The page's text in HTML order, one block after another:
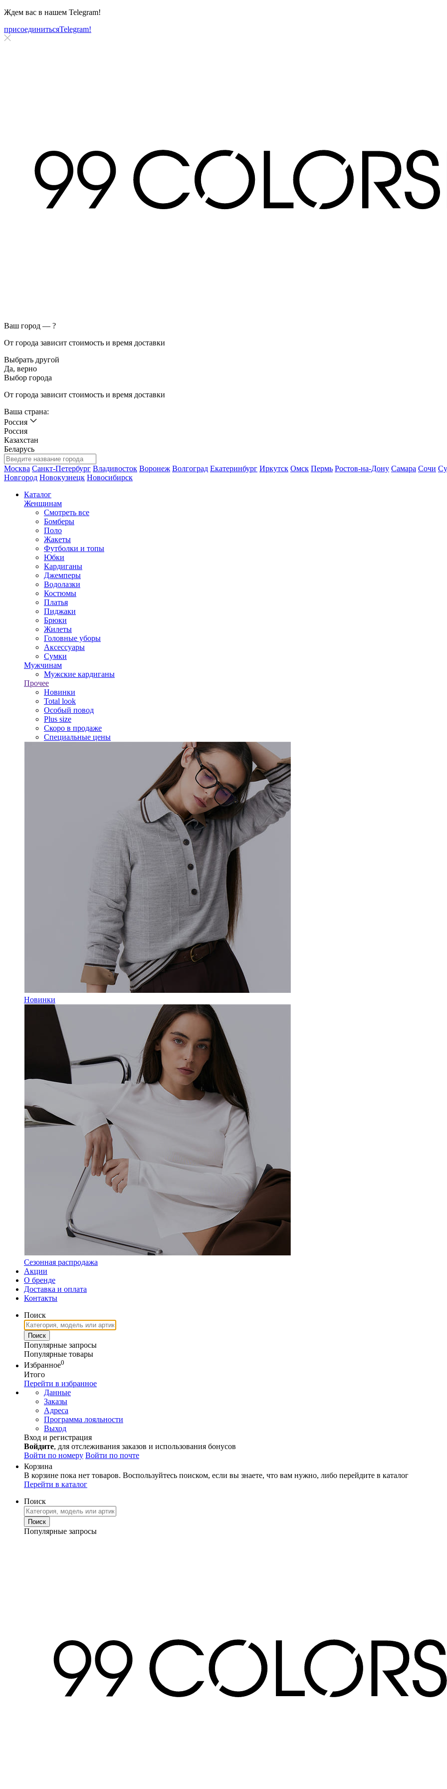
Ждем вас в нашем Telegram!
присоединитьсяTelegram!
Ваш город — ?
От города зависит стоимость и время доставки
Выбрать другой
Да, верно
Выбор города
От города зависит стоимость и время доставки
Ваша страна:
Россия
Россия
Казахстан
Беларусь
Москва Санкт-Петербург Владивосток Воронеж Волгоград Екатеринбург Иркутск Омск Пермь Ростов-на-Дону Самара Сочи
Новгород Новокузнецк Новосибирск
Каталог
Женщинам
Смотреть все
Бомберы
Поло
Жакеты
Футболки и топы
Юбки
Кардиганы
Джемперы
Водолазки
Костюмы
Платья
Пиджаки
Брюки
Жилеты
Головные уборы
Аксессуары
Сумки
Мужчинам
Мужские кардиганы
Прочее
Новинки
Total look
Особый повод
Plus size
Скоро в продаже
Специальные цены
Новинки
Сезонная распродажа
Акции
О бренде
Доставка и оплата
Контакты
Поиск
Популярные запросы
Популярные товары
Избранное0
Итого
Перейти в избранное
Данные
Заказы
Адреса
Программа лояльности
Выход
Вход и регистрация
Войдите, для отслеживания заказов и использования бонусов
Войти по номеру Войти по почте
Корзина
В корзине пока нет товаров. Воспользуйтесь поиском, если вы знаете, что вам нужно, либо перейдите в каталог
Перейти в каталог
Поиск
Популярные запросы